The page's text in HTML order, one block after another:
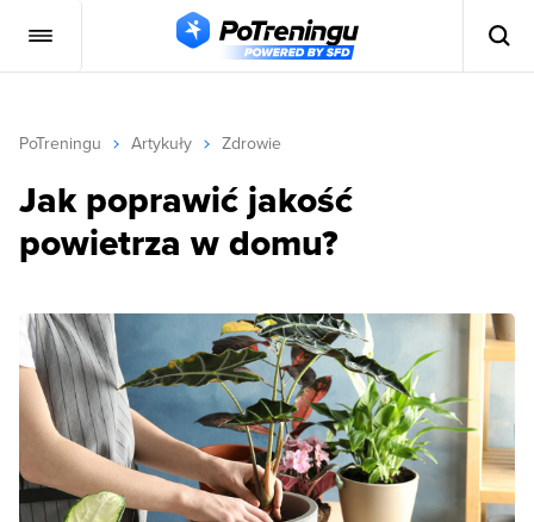
PoTreningu Artykuły Zdrowie
Jak poprawić jakość
powietrza w domu?